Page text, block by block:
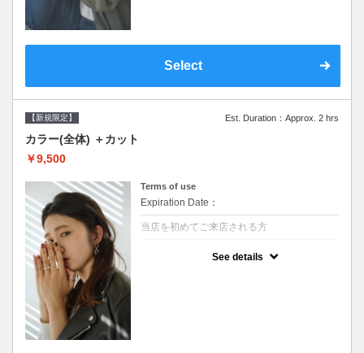
Select
【新規限定】 Est. Duration：Approx. 2 hrs
カラー(全体) ＋カット
￥9,500
Terms of use
Expiration Date：
当店を初めてご来店される方
See details